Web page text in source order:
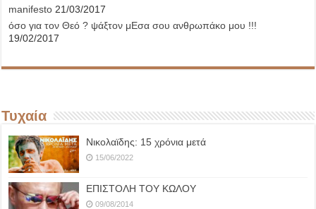
manifesto 21/03/2017
όσο για τον Θεό ? ψάξτον μΕσα σου ανθρωπάκο μου !!!
19/02/2017
Τυχαία
Νικολαϊδης: 15 χρόνια μετά
15/06/2022
ΕΠΙΣΤΟΛΗ ΤΟΥ ΚΩΛΟΥ
09/08/2014